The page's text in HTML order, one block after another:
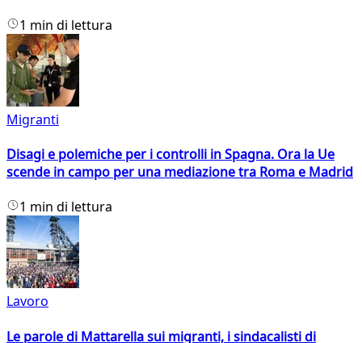
1 min di lettura
Migranti
Disagi e polemiche per i controlli in Spagna. Ora la Ue
scende in campo per una mediazione tra Roma e Madrid
1 min di lettura
Lavoro
Le parole di Mattarella sui migranti, i sindacalisti di